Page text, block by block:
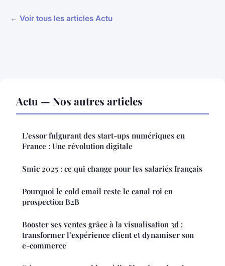
← Voir tous les articles Actu
Actu — Nos autres articles
L'essor fulgurant des start-ups numériques en
France : Une révolution digitale
Smic 2025 : ce qui change pour les salariés français
Pourquoi le cold email reste le canal roi en
prospection B2B
Booster ses ventes grâce à la visualisation 3d :
transformer l’expérience client et dynamiser son
e-commerce